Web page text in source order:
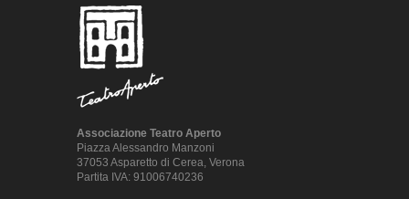
Associazione Teatro Aperto
Piazza Alessandro Manzoni
37053 Asparetto di Cerea, Verona
Partita IVA: 91006740236